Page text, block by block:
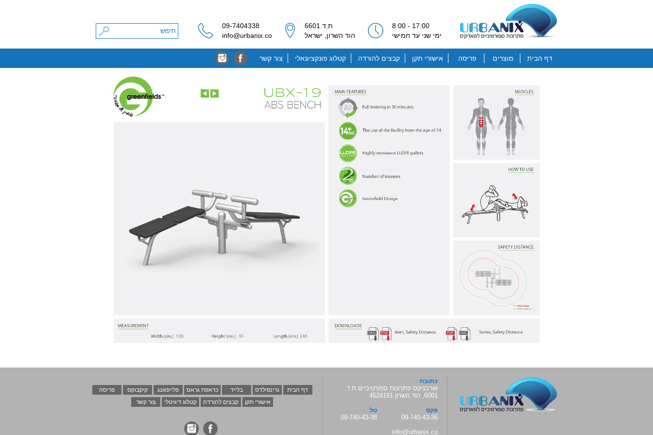
17:00 - 8:00
ימי שני עד חמישי
ת.ד.6601
הוד השרון, ישראל
09-7404338
info@urbanix.co
דף הבית מוצרים פריסה אישורי תקן קבצים להורדה קטלוג פונקציונאלי צור קשר
כתובת
אורבניקס פתרונות ספורטיביים ת.ד.
6001, הוד השרון 4524191
טל
09-740-43-38
פקס
09-740-43-36
info@urbanix.co
דף הבית גרינפילדס בלייד כראפת גראס פלייפאנג קיקבוקס פריסה
אישורי תקן קבצים להורדה קטלוג דיגיטלי צור קשר